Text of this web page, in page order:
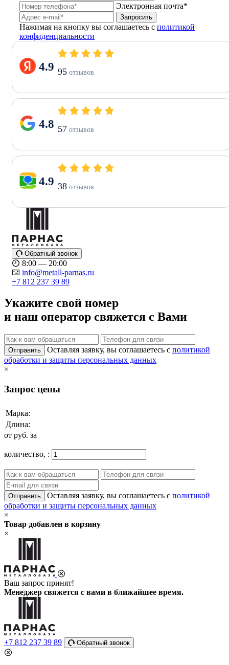
Электронная почта*
Запросить
Нажимая на кнопку вы соглашаетесь с политикой
конфиденциальности
4.9 95 отзывов
4.8 57 отзывов
4.9 38 отзывов
Обратный звонок
8:00 — 20:00
info@metall-parnas.ru
+7 812 237 39 89
Укажите свой номер
и наш оператор свяжется с Вами
Отправить Оставляя заявку, вы соглашаетесь с политикой
обработки и защиты персональных данных
×
Запрос цены
Марка:
Длина:
от руб. за
количество, :
Отправить Оставляя заявку, вы соглашаетесь с политикой
обработки и защиты персональных данных
×
Товар добавлен в корзину
×
Ваш запрос принят!
Менеджер свяжется с вами в ближайшее время.
+7 812 237 39 89 Обратный звонок